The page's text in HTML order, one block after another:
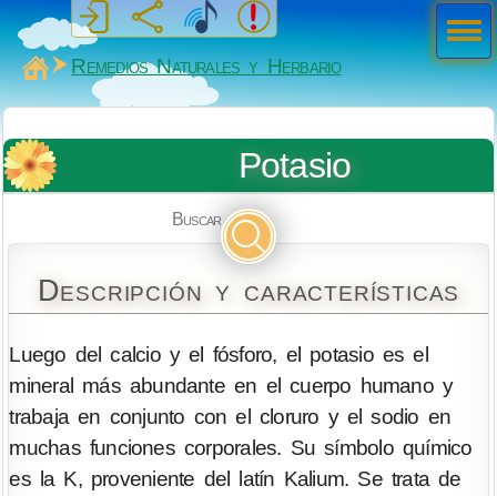
MiSabueso
Remedios Naturales y Herbario
Potasio
Buscar
Descripción y características
Luego del calcio y el fósforo, el potasio es el
mineral más abundante en el cuerpo humano y
trabaja en conjunto con el cloruro y el sodio en
muchas funciones corporales. Su símbolo químico
es la K, proveniente del latín Kalium. Se trata de
Men
ú